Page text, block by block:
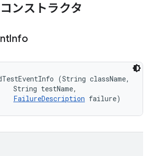
ンストラクタ
Info
(String className,
String testName,
FailureDescription failure)